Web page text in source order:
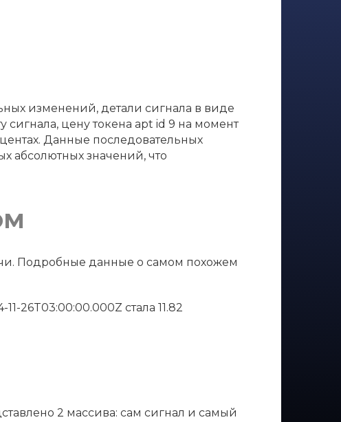
изменений, детали сигнала в виде
сигнала, цену токена apt id 9 на момент
Данные последовательных
абсолютных значений, что
Подробные данные о самом похожем
26T03:00:00.000Z стала 11.82
2 массива: сам сигнал и самый